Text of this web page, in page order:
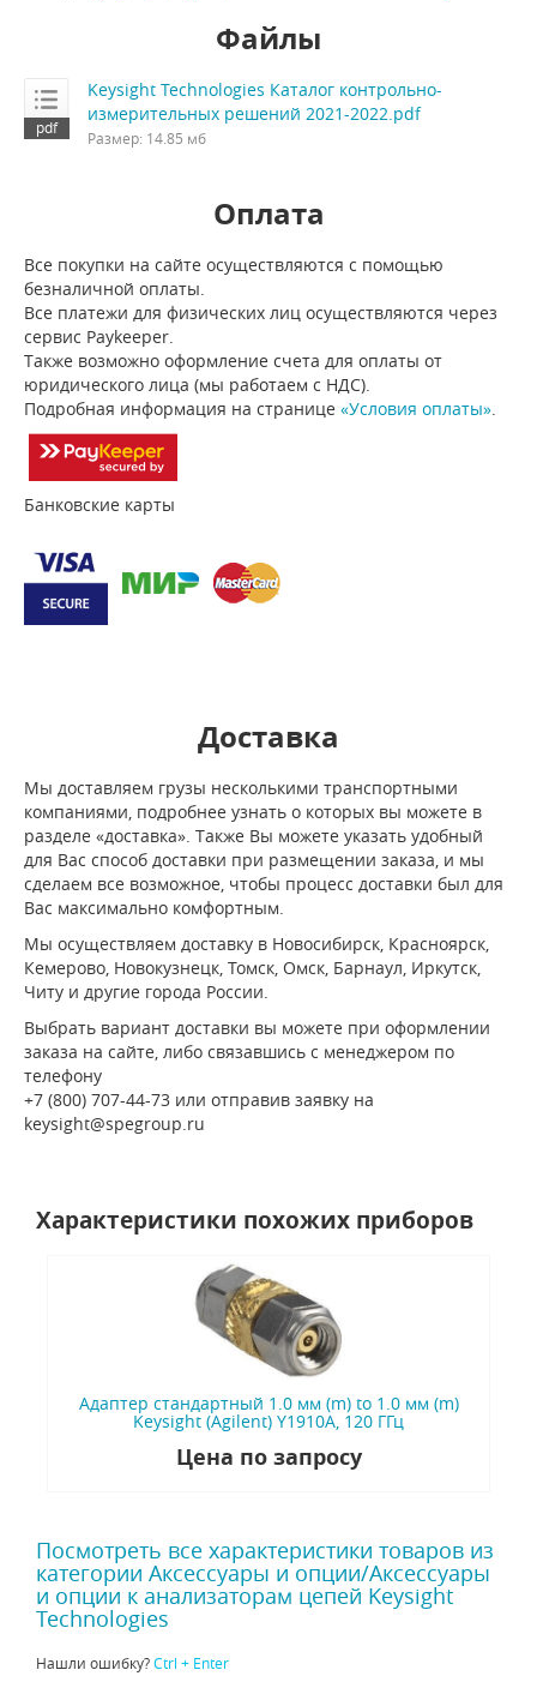
Файлы
Keysight Technologies Каталог контрольно-
измерительных решений 2021-2022.pdf
Размер: 14.85 мб
Оплата
Все покупки на сайте осуществляются с помощью
безналичной оплаты.
Все платежи для физических лиц осуществляются через
сервис Paykeeper.
Также возможно оформление счета для оплаты от
юридического лица (мы работаем с НДС).
Подробная информация на странице «Условия оплаты».
Банковские карты
Доставка
Мы доставляем грузы несколькими транспортными
компаниями, подробнее узнать о которых вы можете в
разделе «доставка». Также Вы можете указать удобный
для Вас способ доставки при размещении заказа, и мы
сделаем все возможное, чтобы процесс доставки был для
Вас максимально комфортным.
Мы осуществляем доставку в Новосибирск, Красноярск,
Кемерово, Новокузнецк, Томск, Омск, Барнаул, Иркутск,
Читу и другие города России.
Выбрать вариант доставки вы можете при оформлении
заказа на сайте, либо связавшись с менеджером по
телефону
+7 (800) 707-44-73 или отправив заявку на
keysight@spegroup.ru
Характеристики похожих приборов
Адаптер стандартный 1.0 мм (m) to 1.0 мм (m)
Keysight (Agilent) Y1910A, 120 ГГц
Цена по запросу
Посмотреть все характеристики товаров из
категории Аксессуары и опции/Аксессуары
и опции к анализаторам цепей Keysight
Technologies
Нашли ошибку?Ctrl + Enter